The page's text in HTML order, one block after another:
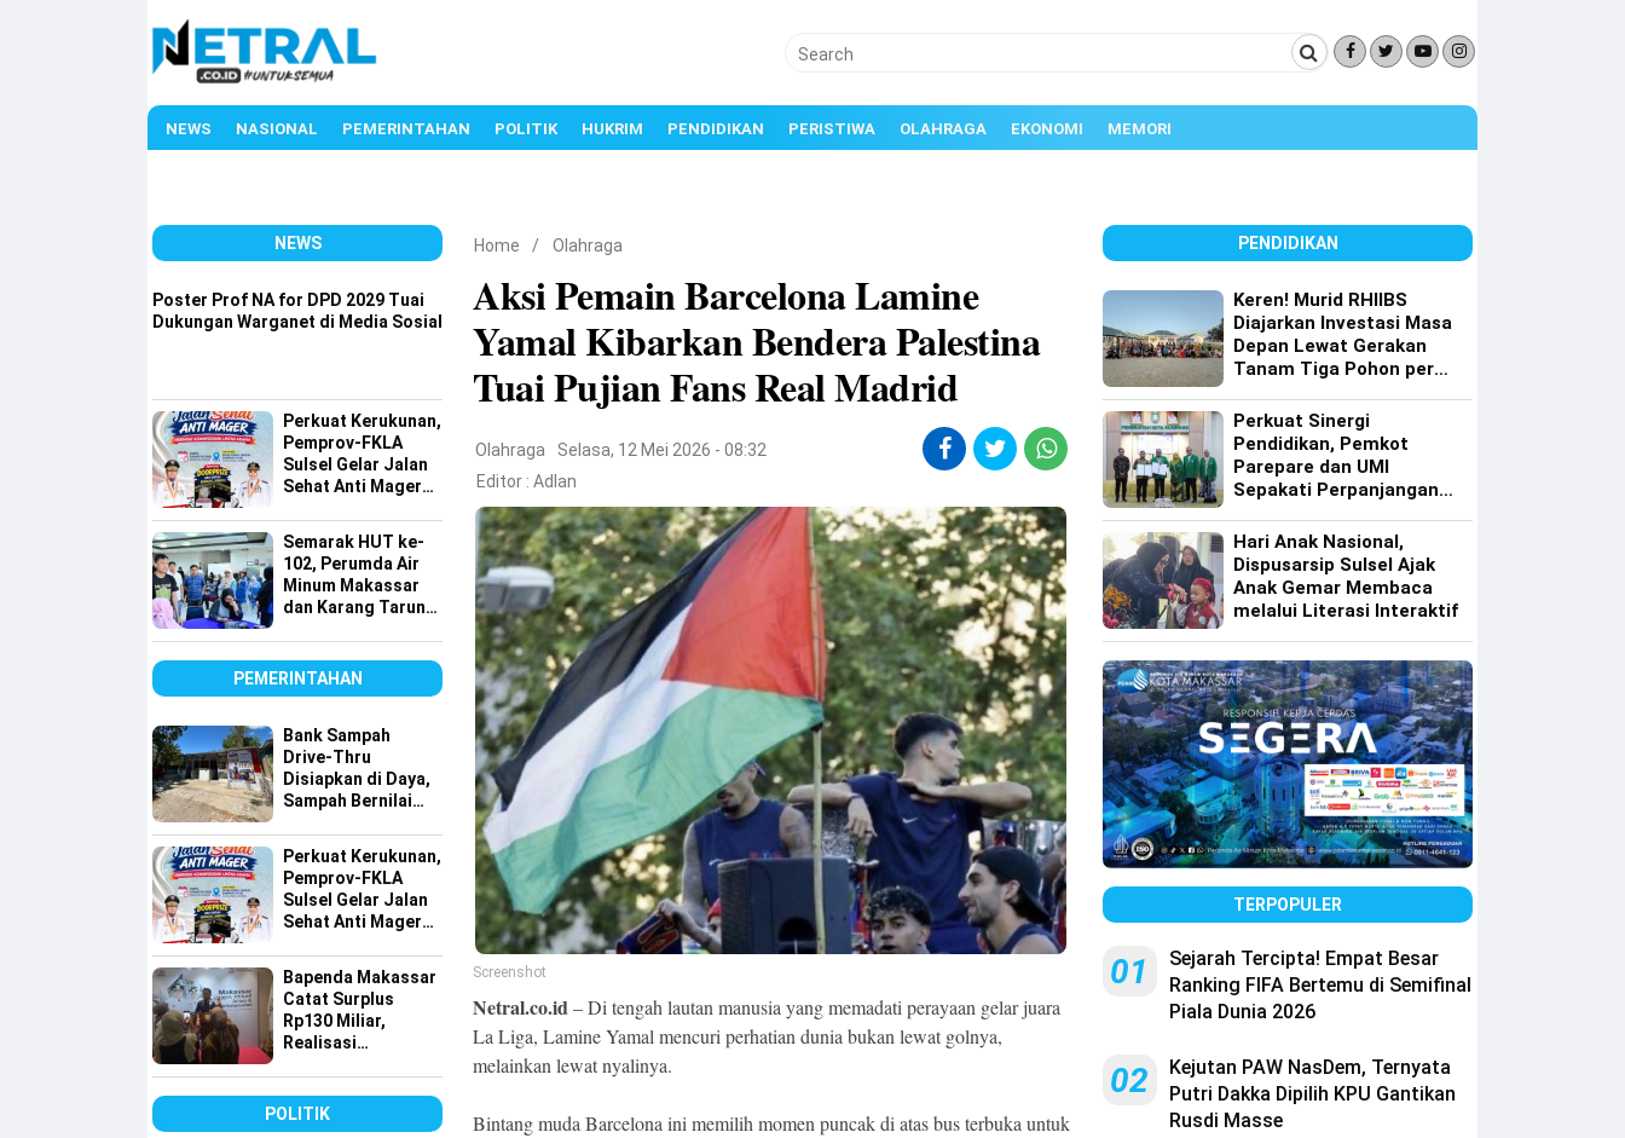
NEWS NASIONAL PEMERINTAHAN POLITIK HUKRIM PENDIDIKAN PERISTIWA OLAHRAGA EKONOMI MEMORI
NEWS
Poster Prof NA for DPD 2029 Tuai
Dukungan Warganet di Media Sosial
Perkuat Kerukunan,
Pemprov-FKLA
Sulsel Gelar Jalan
Sehat Anti Mager
Lintas Agama
Semarak HUT ke-
102, Perumda Air
Minum Makassar
dan Karang Taruna
PEMERINTAHAN
Bank Sampah
Drive-Thru
Disiapkan di Daya,
Sampah Bernilai
Perkuat Kerukunan,
Pemprov-FKLA
Sulsel Gelar Jalan
Sehat Anti Mager
Lintas Agama
Bapenda Makassar
Catat Surplus
Rp130 Miliar,
Realisasi
POLITIK
Home / Olahraga
Aksi Pemain Barcelona Lamine
Yamal Kibarkan Bendera Palestina
Tuai Pujian Fans Real Madrid
Olahraga
Selasa, 12 Mei 2026 - 08:32
Editor :Adlan
Screenshot
Netral.co.id– Di tengah lautan manusia yang memadati perayaan gelar juara
La Liga, Lamine Yamal mencuri perhatian dunia bukan lewat golnya,
melainkan lewat nyalinya.
Bintang muda Barcelona ini memilih momen puncak di atas bus terbuka untuk
PENDIDIKAN
Keren! Murid RHIIBS
Diajarkan Investasi Masa
Depan Lewat Gerakan
Tanam Tiga Pohon per
Perkuat Sinergi
Pendidikan, Pemkot
Parepare dan UMI
Sepakati Perpanjangan
Perguruan Tinggi
Hari Anak Nasional,
Dispusarsip Sulsel Ajak
Anak Gemar Membaca
melalui Literasi Interaktif
TERPOPULER
01
Sejarah Tercipta! Empat Besar
Ranking FIFA Bertemu di Semifinal
Piala Dunia 2026
02
Kejutan PAW NasDem, Ternyata
Putri Dakka Dipilih KPU Gantikan
Rusdi Masse